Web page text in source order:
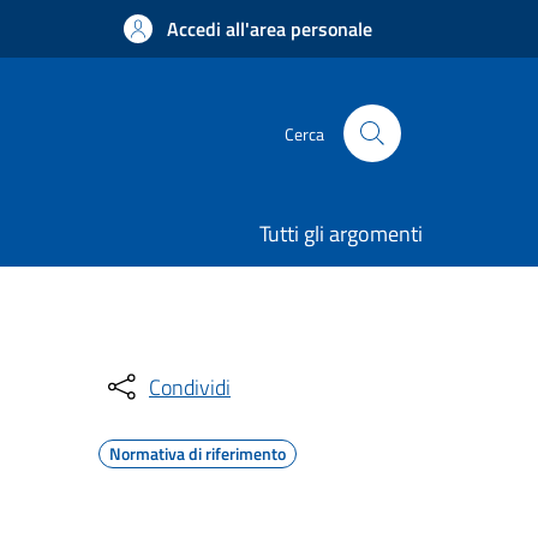
Accedi all'area personale
Cerca
Tutti gli argomenti
Condividi
Normativa di riferimento